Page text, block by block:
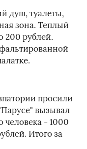
душ, туалеты,
зона. Теплый
200 рублей.
просили
вызывал
- 1000
Итого за